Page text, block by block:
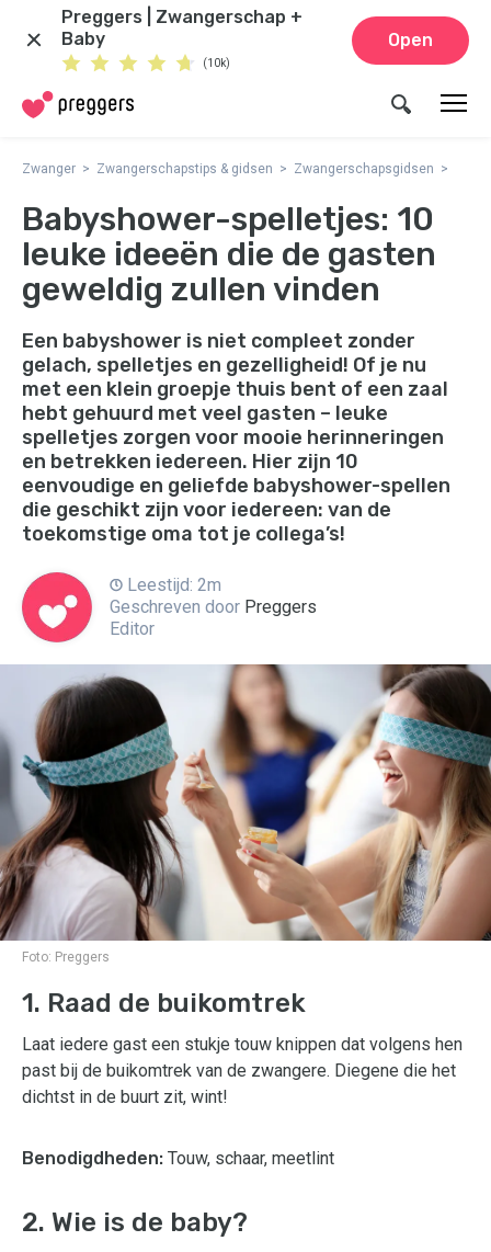
Preggers | Zwangerschap +
Baby
(10k)
Open
Zwanger Zwangerschapstips & gidsen Zwangerschapsgidsen
Babyshower-spelletjes: 10
leuke ideeën die de gasten
geweldig zullen vinden
Een babyshower is niet compleet zonder
gelach, spelletjes en gezelligheid! Of je nu
met een klein groepje thuis bent of een zaal
hebt gehuurd met veel gasten – leuke
spelletjes zorgen voor mooie herinneringen
en betrekken iedereen. Hier zijn 10
eenvoudige en geliefde babyshower-spellen
die geschikt zijn voor iedereen: van de
toekomstige oma tot je collega’s!
Leestijd: 2m
Geschreven door Preggers
Editor
Foto: Preggers
1. Raad de buikomtrek
Laat iedere gast een stukje touw knippen dat volgens hen
past bij de buikomtrek van de zwangere. Diegene die het
dichtst in de buurt zit, wint!
Benodigdheden: Touw, schaar, meetlint
2. Wie is de baby?